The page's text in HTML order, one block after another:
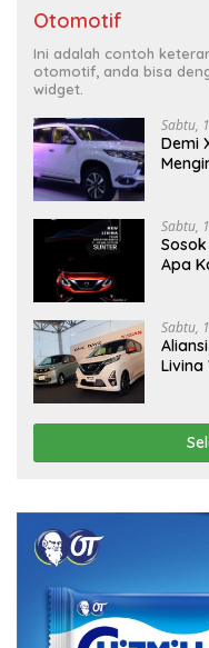
Otomotif
Ini adalah contoh
otomotif, anda bisa
widget.
Sabtu,
Demi
Sabtu,
Apa
Sabtu,
Livina